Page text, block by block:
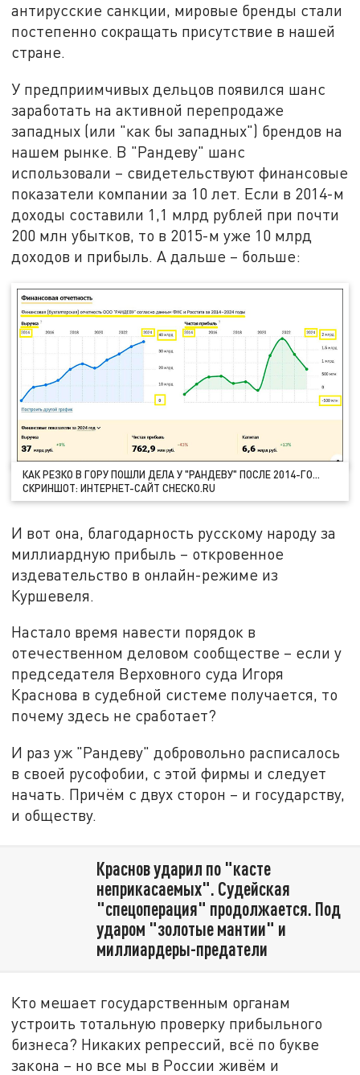
антирусские санкции, мировые бренды стали
постепенно сокращать присутствие в нашей
стране.
У предприимчивых дельцов появился шанс
заработать на активной перепродаже
западных (или "как бы западных") брендов на
нашем рынке. В "Рандеву" шанс
использовали – свидетельствуют финансовые
показатели компании за 10 лет. Если в 2014-м
доходы составили 1,1 млрд рублей при почти
200 млн убытков, то в 2015-м уже 10 млрд
доходов и прибыль. А дальше – больше:
КАК РЕЗКО В ГОРУ ПОШЛИ ДЕЛА У "РАНДЕВУ" ПОСЛЕ 2014-ГО…
СКРИНШОТ: ИНТЕРНЕТ-САЙТ CHECKO.RU
И вот она, благодарность русскому народу за
миллиардную прибыль – откровенное
издевательство в онлайн-режиме из
Куршевеля.
Настало время навести порядок в
отечественном деловом сообществе – если у
председателя Верховного суда Игоря
Краснова в судебной системе получается, то
почему здесь не сработает?
И раз уж "Рандеву" добровольно расписалось
в своей русофобии, с этой фирмы и следует
начать. Причём с двух сторон – и государству,
и обществу.
Краснов ударил по "касте
неприкасаемых". Судейская
"спецоперация" продолжается. Под
ударом "золотые мантии" и
миллиардеры-предатели
Кто мешает государственным органам
устроить тотальную проверку прибыльного
бизнеса? Никаких репрессий, всё по букве
закона – но все мы в России живём и